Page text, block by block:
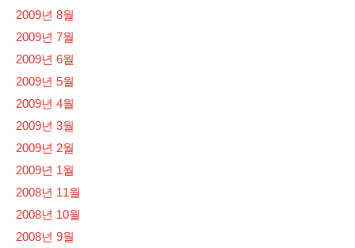
2009년 8월
2009년 7월
2009년 6월
2009년 5월
2009년 4월
2009년 3월
2009년 2월
2009년 1월
2008년 11월
2008년 10월
2008년 9월